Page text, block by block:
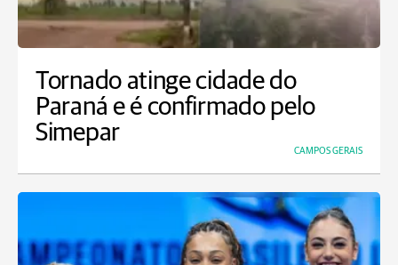
Tornado atinge cidade do
Paraná e é confirmado pelo
Simepar
CAMPOS GERAIS